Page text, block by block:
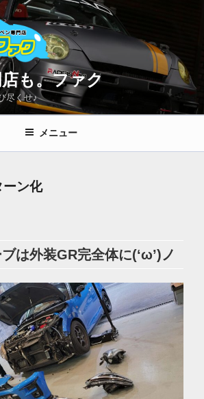
も。ファク
尽くせ♪
メニュー
ーン化
は外装GR完全体に(‘ω’)ノ